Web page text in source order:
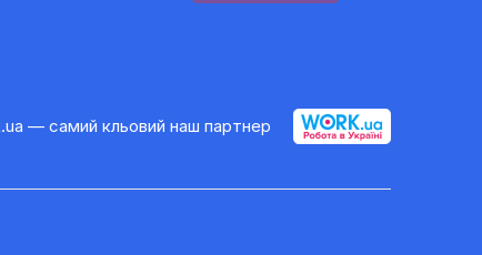
— самий кльовий наш партнер